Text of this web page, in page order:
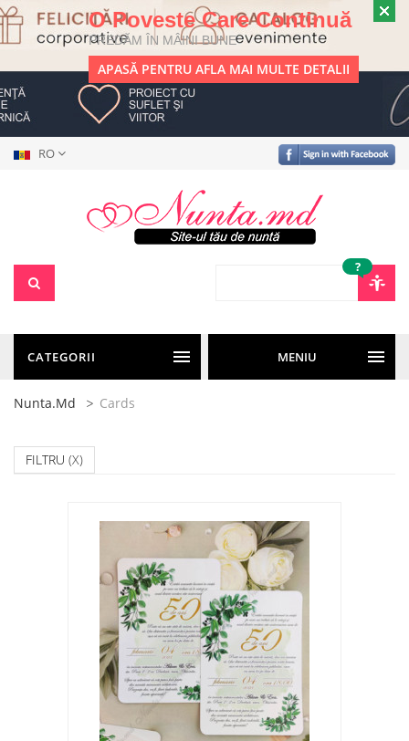
O Poveste Care Continuă
PREDĂM ÎN MÂINI BUNE
APASĂ PENTRU AFLA MAI MULTE DETALII
RO
?
CATEGORII MENIU
Nunta.md Cards
FILTRU (X)